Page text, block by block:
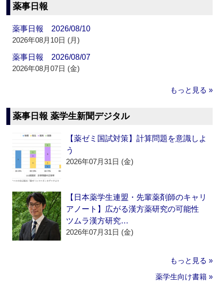
薬事日報
薬事日報 2026/08/10
2026年08月10日 (月)
薬事日報 2026/08/07
2026年08月07日 (金)
もっと見る »
薬事日報 薬学生新聞デジタル
【薬ゼミ国試対策】計算問題を意識しよ
う
2026年07月31日 (金)
【日本薬学生連盟・先輩薬剤師のキャリ
アノート】広がる漢方薬研究の可能性
ツムラ漢方研究…
2026年07月31日 (金)
もっと見る »
薬学生向け書籍 »